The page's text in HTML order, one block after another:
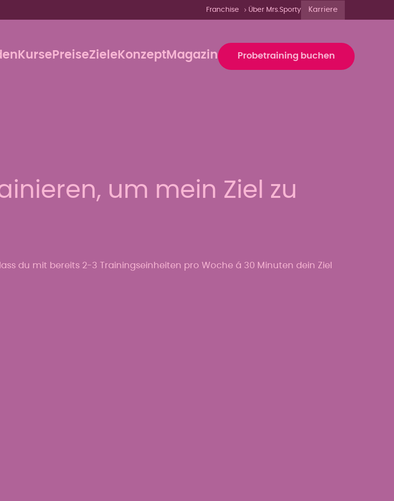
Franchise Über Mrs.Sporty Karriere
Kurse PreiseZiele Konzept Magazin Probetraining buchen
um mein Ziel zu
du mit bereits 2-3 Trainingseinheiten pro Woche á 30 Minuten dein Ziel